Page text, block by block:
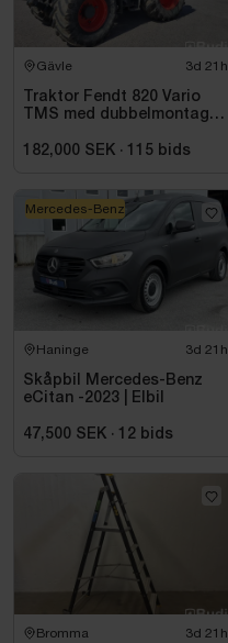
Gävle 3d 21h
Traktor Fendt 820 Vario
TMS med dubbelmontage
182,000 SEK · 115 bids
Haninge 3d 21h
Skåpbil Mercedes-Benz
eCitan -2023 | Elbil
47,500 SEK · 12 bids
Mercedes-Benz
Bromma 3d 21h